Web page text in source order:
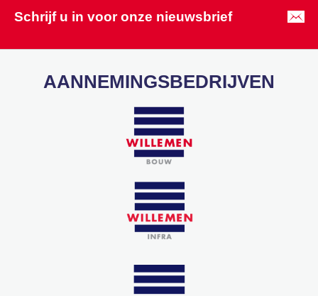
Schrijf u in voor onze nieuwsbrief
AANNEMINGSBEDRIJVEN